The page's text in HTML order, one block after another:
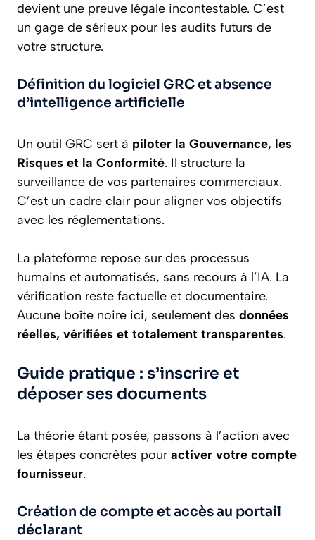
devient une preuve légale incontestable. C’est
un gage de sérieux pour les audits futurs de
votre structure.
Définition du logiciel GRC et absence
d’intelligence artificielle
Un outil GRC sert à piloter la Gouvernance, les
Risques et la Conformité. Il structure la
surveillance de vos partenaires commerciaux.
C’est un cadre clair pour aligner vos objectifs
avec les réglementations.
La plateforme repose sur des processus
humains et automatisés, sans recours à l’IA. La
vérification reste factuelle et documentaire.
Aucune boîte noire ici, seulement des données
réelles, vérifiées et totalement transparentes.
Guide pratique : s’inscrire et
déposer ses documents
La théorie étant posée, passons à l’action avec
les étapes concrètes pour activer votre compte
fournisseur.
Création de compte et accès au portail
déclarant